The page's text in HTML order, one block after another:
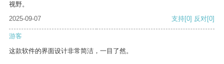
视野。
2025-09-07
支持[0] 反对[0]
游客
这款软件的界面设计非常简洁，一目了然。